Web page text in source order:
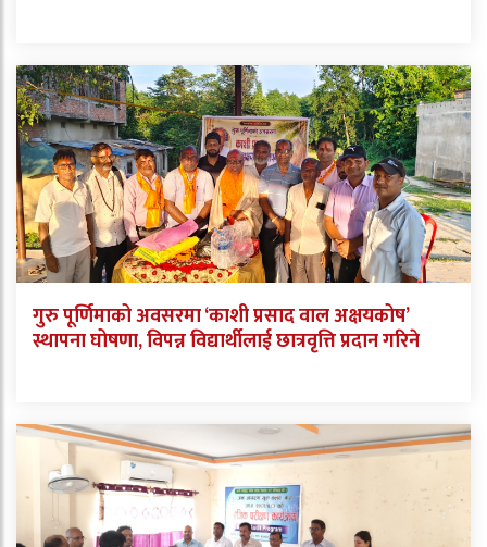
गुरु पूर्णिमाको अवसरमा ‘काशी प्रसाद वाल अक्षयकोष’
स्थापना घोषणा, विपन्न विद्यार्थीलाई छात्रवृत्ति प्रदान गरिने